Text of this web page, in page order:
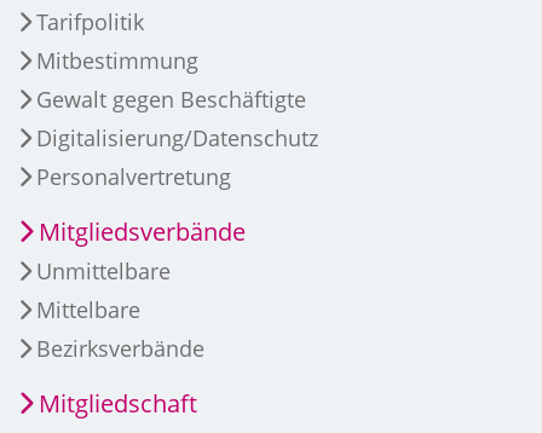
Tarifpolitik
Mitbestimmung
Gewalt gegen Beschäftigte
Digitalisierung/Datenschutz
Personalvertretung
Mitgliedsverbände
Unmittelbare
Mittelbare
Bezirksverbände
Mitgliedschaft